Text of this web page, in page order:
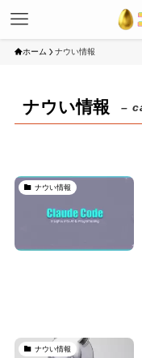
ホーム ナウい情報
ナウい情報 –
ナウい情報
ナウい情報